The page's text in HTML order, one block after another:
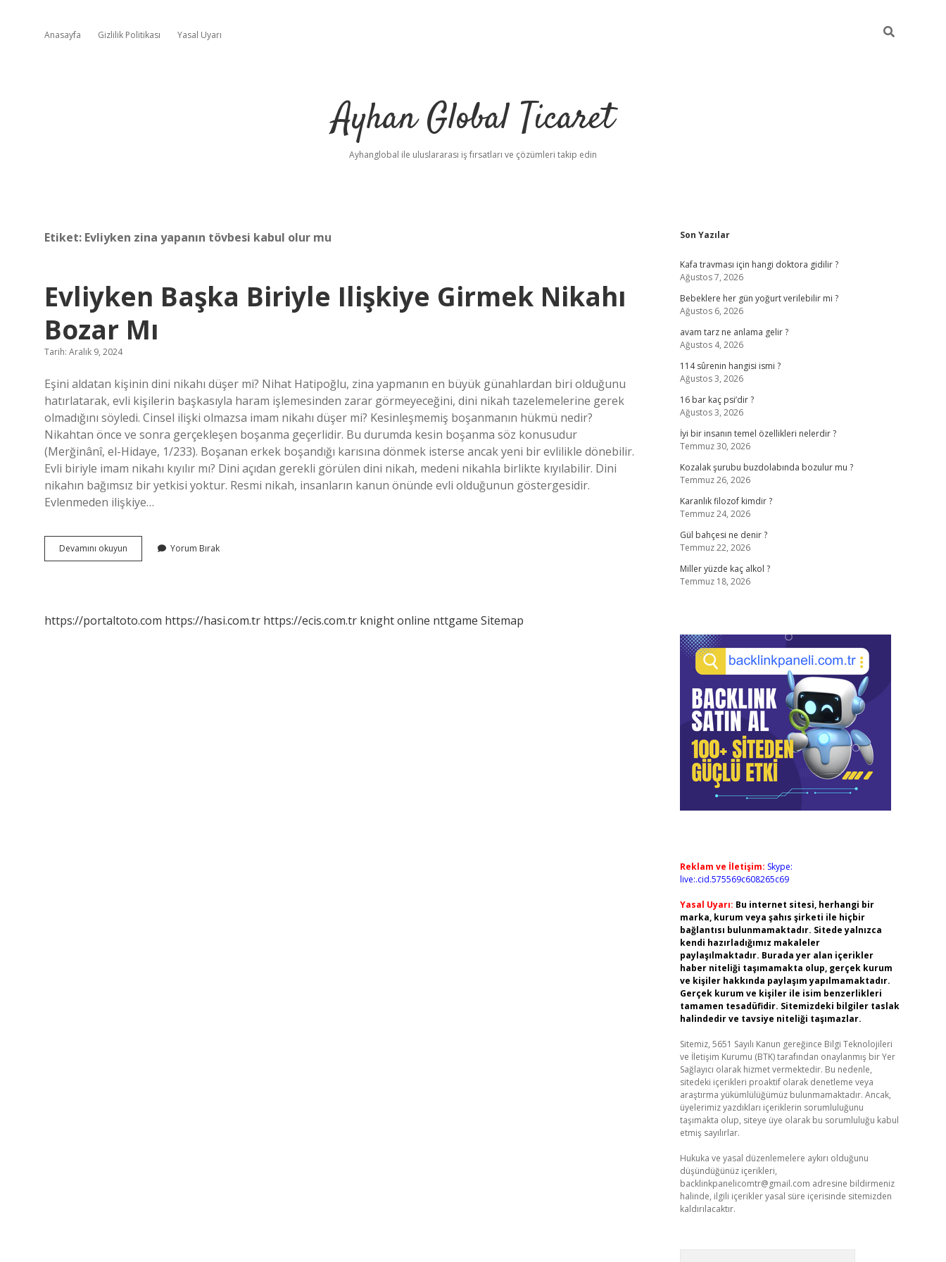
Anasayfa Gizlilik Politikası Yasal Uyarı
Ayhan Global Ticaret
Ayhanglobal ile uluslararası iş fırsatları ve çözümleri takip edin
Etiket: Evliyken zina yapanın tövbesi kabul olur mu
Evliyken Başka Biriyle Ilişkiye Girmek Nikahı
Bozar Mı
Tarih: Aralık 9, 2024
Eşini aldatan kişinin dini nikahı düşer mi? Nihat Hatipoğlu, zina yapmanın en büyük günahlardan biri olduğunu
hatırlatarak, evli kişilerin başkasıyla haram işlemesinden zarar görmeyeceğini, dini nikah tazelemelerine gerek
olmadığını söyledi. Cinsel ilişki olmazsa imam nikahı düşer mi? Kesinleşmemiş boşanmanın hükmü nedir?
Nikahtan önce ve sonra gerçekleşen boşanma geçerlidir. Bu durumda kesin boşanma söz konusudur
(Merğinânî, el-Hidaye, 1/233). Boşanan erkek boşandığı karısına dönmek isterse ancak yeni bir evlilikle dönebilir.
Evli biriyle imam nikahı kıyılır mı? Dini açıdan gerekli görülen dini nikah, medeni nikahla birlikte kıyılabilir. Dini
nikahın bağımsız bir yetkisi yoktur. Resmi nikah, insanların kanun önünde evli olduğunun göstergesidir.
Evlenmeden ilişkiye…
Devamını okuyun
Başka
Bozar
Yorum Bırak
https://portaltoto.com https://hasi.com.tr https://ecis.com.tr knight online nttgame Sitemap
Sidebar
Son Yazılar
Kafa travması için hangi doktora gidilir ?
Ağustos 7, 2026
Bebeklere her gün yoğurt verilebilir mi ?
Ağustos 6, 2026
avam tarz ne anlama gelir ?
Ağustos 4, 2026
114 sûrenin hangisi ismi ?
Ağustos 3, 2026
16 bar kaç psi’dir ?
Ağustos 3, 2026
İyi bir insanın temel özellikleri nelerdir ?
Temmuz 30, 2026
Kozalak şurubu buzdolabında bozulur mu ?
Temmuz 26, 2026
Karanlık filozof kimdir ?
Temmuz 24, 2026
Gül bahçesi ne denir ?
Temmuz 22, 2026
Miller yüzde kaç alkol ?
Temmuz 18, 2026
Reklam ve İletişim: Skype:
live:.cid.575569c608265c69
Yasal Uyarı: Bu internet sitesi, herhangi bir
marka, kurum veya şahıs şirketi ile hiçbir
bağlantısı bulunmamaktadır. Sitede yalnızca
kendi hazırladığımız makaleler
paylaşılmaktadır. Burada yer alan içerikler
haber niteliği taşımamakta olup, gerçek kurum
ve kişiler hakkında paylaşım yapılmamaktadır.
Gerçek kurum ve kişiler ile isim benzerlikleri
tamamen tesadüfidir. Sitemizdeki bilgiler taslak
halindedir ve tavsiye niteliği taşımazlar.
Sitemiz, 5651 Sayılı Kanun gereğince Bilgi Teknolojileri
ve İletişim Kurumu (BTK) tarafından onaylanmış bir Yer
Sağlayıcı olarak hizmet vermektedir. Bu nedenle,
sitedeki içerikleri proaktif olarak denetleme veya
araştırma yükümlülüğümüz bulunmamaktadır. Ancak,
üyelerimiz yazdıkları içeriklerin sorumluluğunu
taşımakta olup, siteye üye olarak bu sorumluluğu kabul
etmiş sayılırlar.
Hukuka ve yasal düzenlemelere aykırı olduğunu
düşündüğünüz içerikleri,
backlinkpanelicomtr@gmail.com adresine bildirmeniz
halinde, ilgili içerikler yasal süre içerisinde sitemizden
kaldırılacaktır.